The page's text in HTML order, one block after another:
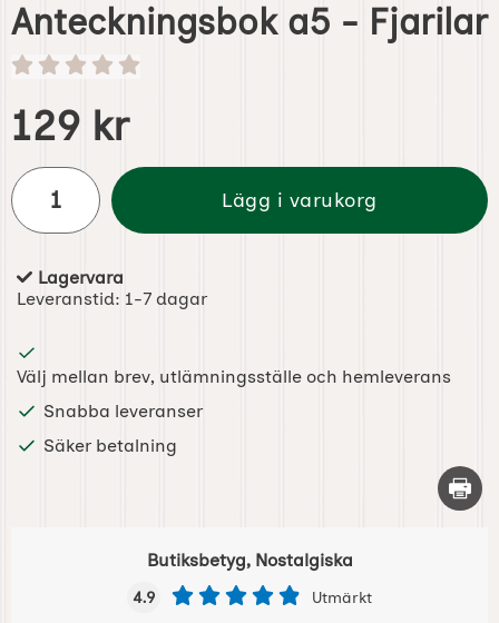
Anteckningsbok a5 - Fjarilar
Handla denna produkt Anteckningsbok a5 - Fjarilar
pris
129 kr
antal
Lägg i varukorg
Tillgänglighet:
Lagervara
Leveranstid: 1-7 dagar
Välj mellan brev, utlämningsställe och hemleverans
Snabba leveranser
Säker betalning
Skriv
Butiksbetyg, Nostalgiska
4.9 Utmärkt